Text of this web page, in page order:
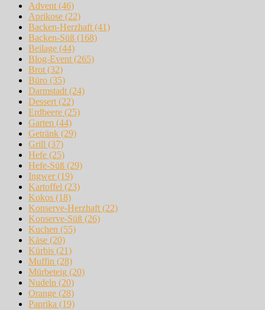
Advent (46)
Aprikose (22)
Backen-Herzhaft (41)
Backen-Süß (168)
Beilage (44)
Blog-Event (265)
Brot (32)
Büro (35)
Darmstadt (24)
Dessert (22)
Erdbeere (25)
Garten (44)
Getränk (29)
Grill (37)
Hefe (25)
Hefe-Süß (29)
Ingwer(19)
Kartoffel (23)
Kokos (18)
Konserve-Herzhaft (22)
Konserve-Süß (26)
Kuchen (55)
Käse (20)
Kürbis (21)
Muffin (28)
Mürbeteig (20)
Nudeln (20)
Orange (28)
Paprika (19)